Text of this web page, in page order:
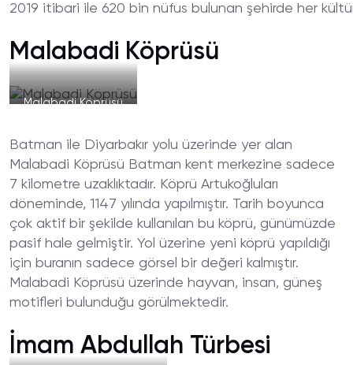
2019 itibari ile 620 bin nüfus bulunan şehirde her
Malabadi Köprüsü
Malabadi Köprüsü
Batman ile Diyarbakır yolu üzerinde yer alan
Malabadi Köprüsü Batman kent merkezine sadece
7 kilometre uzaklıktadır. Köprü Artukoğluları
döneminde, 1147 yılında yapılmıştır. Tarih boyunca
çok aktif bir şekilde kullanılan bu köprü, günümüzde
pasif hale gelmiştir. Yol üzerine yeni köprü yapıldığı
için buranın sadece görsel bir değeri kalmıştır.
Malabadi Köprüsü üzerinde hayvan, insan, güneş
motifleri bulunduğu görülmektedir.
İmam Abdullah Türbesi